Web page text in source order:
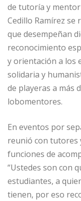
de tutoría y
Cedillo Ramírez
que desempeñan
reconocimiento
y orientación a los
solidaria y
de playeras a más
lobomentores.
En eventos por
reunió con tutores
funciones de
“Ustedes son con
estudiantes, a
tienen, por eso